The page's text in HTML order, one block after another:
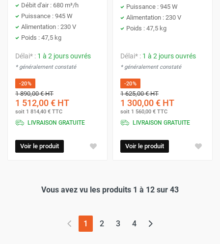
Débit d'air : 680 m³/h
Puissance : 945 W
Alimentation : 230 V
Poids : 47,5 kg
Délai* : 1 à 2 jours ouvrés
* généralement constaté
-20%
1 890,00 €HT
1 512,00 € HT
soit 1 814,40 € TTC
LIVRAISON GRATUITE
Voir le produit
Puissance : 945 W
Alimentation : 230 V
Poids : 47,5 kg
Délai* : 1 à 2 jours ouvrés
* généralement constaté
-20%
1 625,00 €HT
1 300,00 € HT
soit 1 560,00 € TTC
LIVRAISON GRATUITE
Voir le produit
Vous avez vu les produits 1 à 12 sur 43
1 (page actuelle)
2 3 4